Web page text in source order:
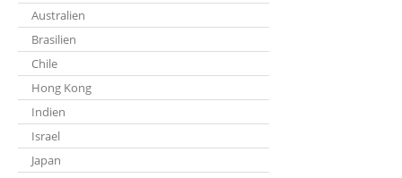
Australien
Brasilien
Chile
Hong Kong
Indien
Israel
Japan